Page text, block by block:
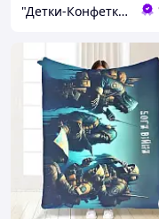
"Детки-Конфетки"